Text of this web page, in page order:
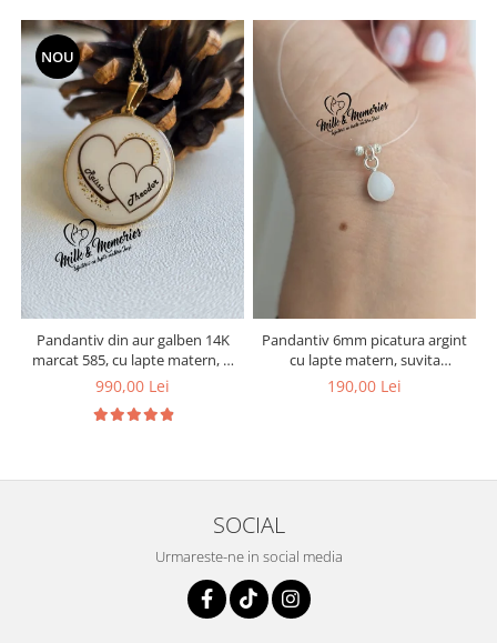
NOU
Pandantiv din aur galben 14K
marcat 585, cu lapte matern, si
inimioare din suvita de par a
copiilor
990,00 Lei
Pandantiv 6mm picatura argint
cu lapte matern, suvita
bebelusului si bucati din
cordonul ombilical
190,00 Lei
SOCIAL
Urmareste-ne in social media